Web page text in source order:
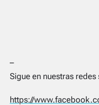
–
Sigue en nuestras redes
https://